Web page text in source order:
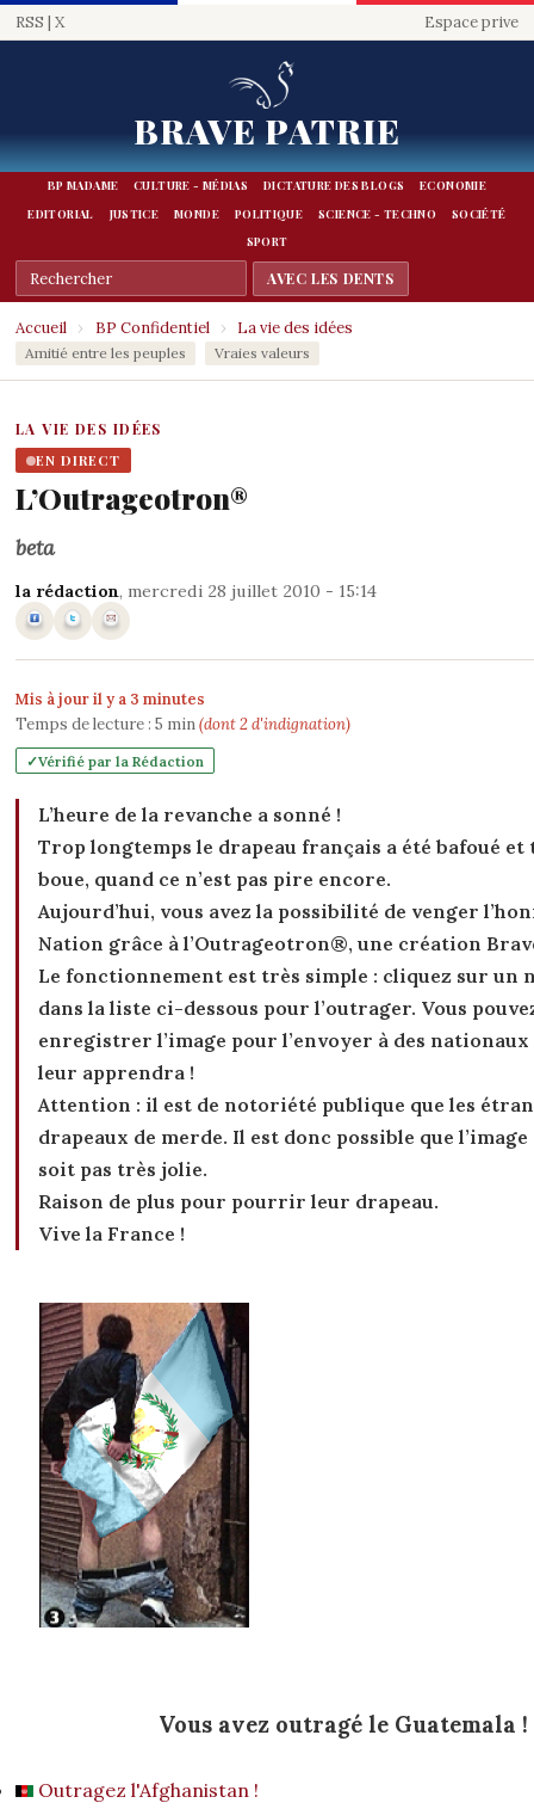
RSS | X Espace prive
BRAVE PATRIE
BP MADAME CULTURE - MÉDIAS DICTATURE DES BLOGS
ECONOMIE
EDITORIAL
JUSTICE MONDE POLITIQUE SCIENCE - TECHNO
SOCIÉTÉ
SPORT
Accueil › BP Confidentiel › La vie des idées
Amitié entre les peuples Vraies valeurs
LA VIE DES IDÉES
EN DIRECT
L’Outrageotron®
beta
la rédaction, mercredi 28 juillet 2010 - 15:14
Mis à jour il y a 3 minutes
Temps de lecture : 5 min(dont 2 d'indignation)
Vérifié par la Rédaction
L’heure de la revanche a sonné !
Trop longtemps le drapeau français a été bafoué et
boue, quand ce n’est pas pire encore.
Aujourd’hui, vous avez la possibilité de venger
Nation grâce à l’Outrageotron®, une création
Le fonctionnement est très simple : cliquez sur un
dans la liste ci-dessous pour l’outrager. Vous
enregistrer l’image pour l’envoyer à des nationaux
leur apprendra !
Attention : il est de notoriété publique que les
drapeaux de merde. Il est donc possible que
soit pas très jolie.
Raison de plus pour pourrir leur drapeau.
Vive la France !
Vous avez outragé le Guatemala !
Outragez l'Afghanistan !